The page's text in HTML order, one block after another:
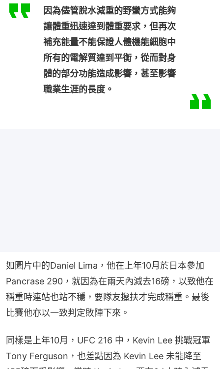
因為儘管脫水減重的野蠻方式能夠
讓體重迅速達到體重要求，但再次
補充能量不能保證人體機能細胞中
所有的電解質達到平衡，從而對身
體的部分功能造成影響，甚至影響
職業生涯的長度。
如圖片中的Daniel Lima，他在上年10月於日本參加
Pancrase 290，就因為在兩天內減去16磅，以致他在
稱重時連站也站不穩，要隊友攙扶才完成稱重。最後
比賽他亦以一致判定敗陣下來。
同樣是上年10月，UFC 216 中，Kevin Lee 挑戰冠軍
Tony Ferguson，也差點因為 Kevin Lee 未能降至